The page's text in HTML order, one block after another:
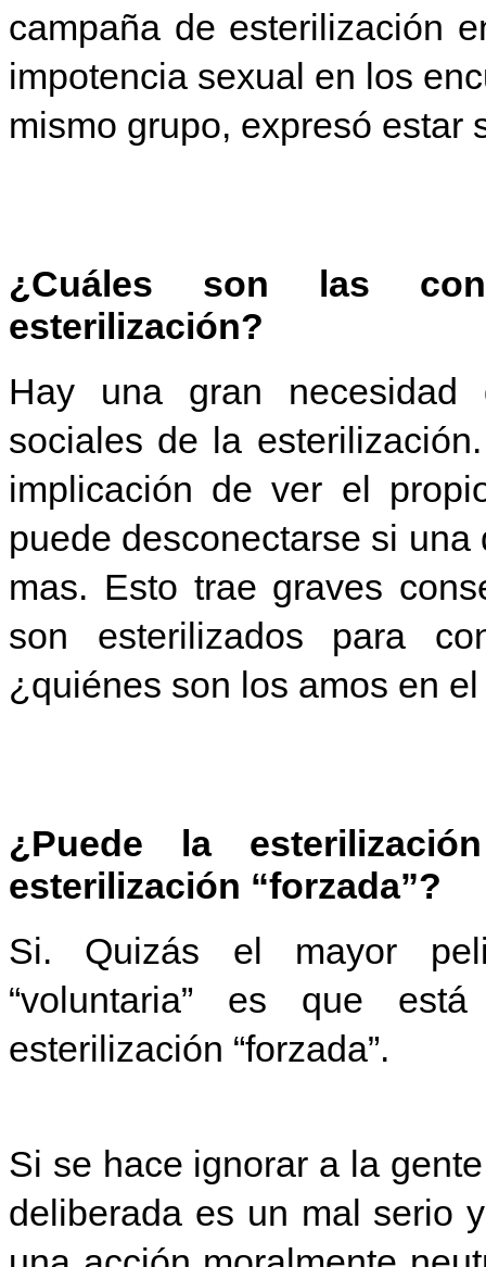
campaña de esterilización
impotencia sexual en los
mismo grupo, expresó estar
¿Cuáles son las
esterilización?
Hay una gran necesidad
sociales de la
implicación de ver el
puede desconectarse si
mas. Esto trae graves
son esterilizados para
¿quiénes son los amos en
¿Puede la
esterilización “forzada”?
Si. Quizás el mayor
“voluntaria” es que
esterilización “forzada”.
Si se hace ignorar a la
deliberada es un mal serio